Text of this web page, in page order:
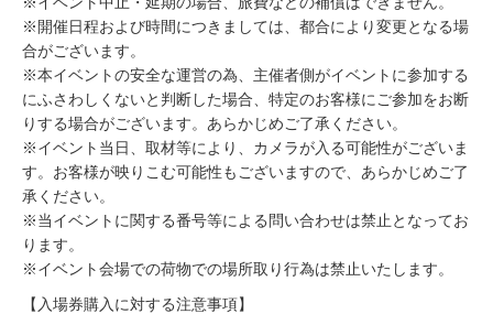
※開催日程および時間につきましては、都合により変更となる場
合がございます。
※本イベントの安全な運営の為、主催者側がイベントに参加する
にふさわしくないと判断した場合、特定のお客様にご参加をお断
りする場合がございます。あらかじめご了承ください。
※イベント当日、取材等により、カメラが入る可能性がございま
す。お客様が映りこむ可能性もございますので、あらかじめご了
承ください。
※当イベントに関する番号等による問い合わせは禁止となってお
ります。
※イベント会場での荷物での場所取り行為は禁止いたします。
【入場券購入に対する注意事項】